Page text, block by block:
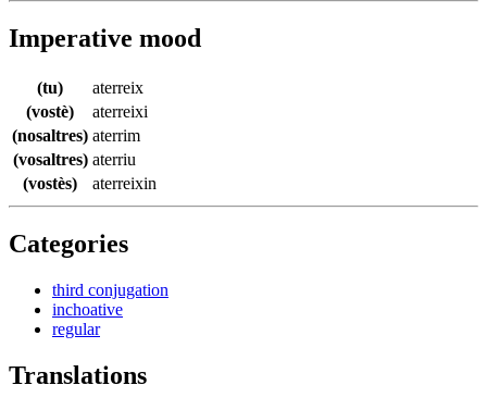
Imperative mood
(tu)
aterreix
(vostè)
aterreixi
(nosaltres) aterrim
(vosaltres) aterriu
(vostès)
aterreixin
Categories
third conjugation
inchoative
regular
Translations